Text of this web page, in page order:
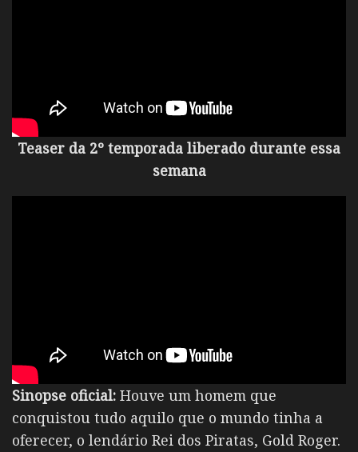
Teaser da 2º temporada liberado durante essa
semana
Sinopse oficial: Houve um homem que
conquistou tudo aquilo que o mundo tinha a
oferecer, o lendário Rei dos Piratas, Gold Roger.